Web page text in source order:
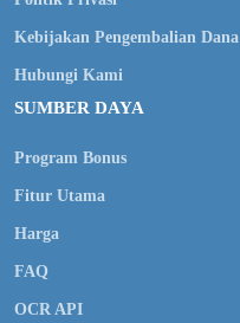
Kebijakan Pengembalian Dana
Hubungi Kami
SUMBER DAYA
Program Bonus
Fitur Utama
Harga
FAQ
OCR API